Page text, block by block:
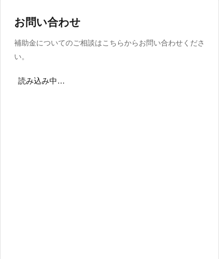
お問い合わせ
補助金についてのご相談はこちらからお問い合わせくださ
い。